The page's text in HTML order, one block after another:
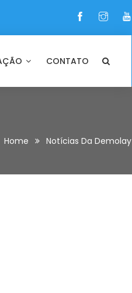
CONTATO
Home Notícias Da Demolay